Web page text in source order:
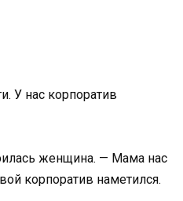
У нас корпоратив
женщина. — Мама нас
корпоратив наметился.